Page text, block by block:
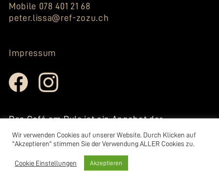
Mobile 078 401 21 68
peter.lissa@ref-zozu.ch
Impressum
Das Café am Puls ist ein Angebot der
reformierten Kirche Zollikon-
Zumikon.
Wir verwenden Cookies auf unserer Website. Durch Klicken auf
"Akzeptieren" stimmen Sie der Verwendung ALLER Cookies zu.
Cookie Einstellungen Akzeptieren